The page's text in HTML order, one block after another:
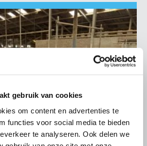
gebruik van cookies
om content en advertenties te
functies voor social media te bieden
te analyseren. Ook delen we